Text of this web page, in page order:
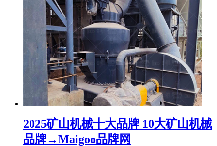
2025矿山机械十大品牌 10大矿山机械
品牌→Maigoo品牌网